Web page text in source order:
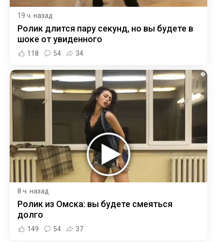
19 ч. назад
Ролик длится пару секунд, но вы будете в
шоке от увиденного
118 54 34
i
8 ч. назад
Ролик из Омска: вы будете смеяться
долго
149 54 37